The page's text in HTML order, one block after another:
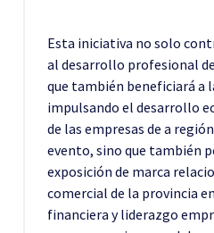
Esta iniciativa no solo
al desarrollo profesional
que también beneficiará a
impulsando el desarrollo
de las empresas de a
evento, sino que también
exposición de marca
comercial de la provincia
financiera y liderazgo